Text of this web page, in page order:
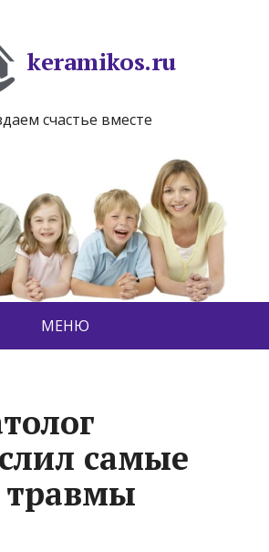
keramikos.ru
счастье вместе
МЕНЮ
самые
травмы